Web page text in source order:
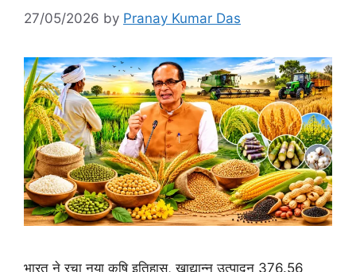
27/05/2026 by Pranay Kumar Das
भारत ने रचा नया कृषि इतिहास, खाद्यान्न उत्पादन 376.56